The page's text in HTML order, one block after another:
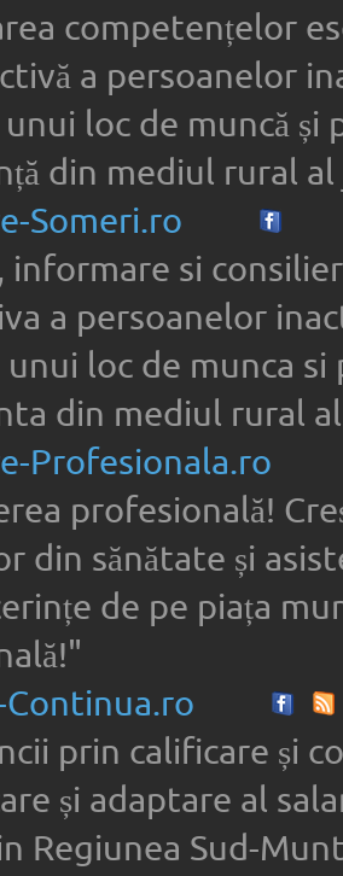
competențelor
a persoanelor
unui loc de muncă
din mediul rural
Someri.ro
informare si
a persoanelor
unui loc de munca
din mediul rural
Profesionala.ro
profesională!
din sănătate și
de pe piața
Continua.ro
prin calificare și
și adaptare al
Regiunea Sud-